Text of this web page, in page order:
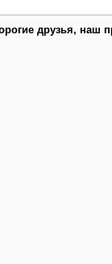
друзья, наш